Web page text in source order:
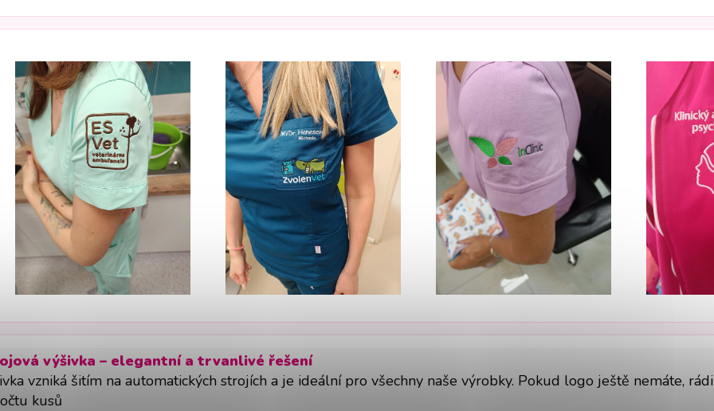
výšivka – elegantní a trvanlivé řešení
vzniká šitím na automatických strojích a je ideální pro všechny naše výrobky. Pokud logo ještě nemáte,
kusů